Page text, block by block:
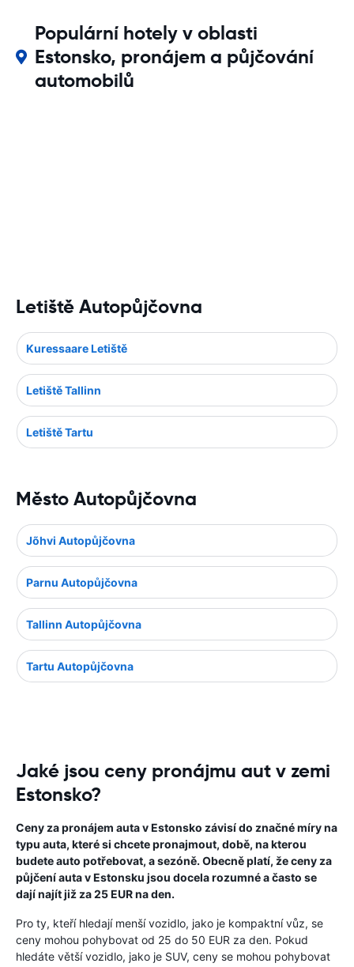
Populární hotely v oblasti
Estonsko, pronájem a půjčování
automobilů
Letiště Autopůjčovna
Kuressaare Letiště
Letiště Tallinn
Letiště Tartu
Město Autopůjčovna
Jõhvi Autopůjčovna
Parnu Autopůjčovna
Tallinn Autopůjčovna
Tartu Autopůjčovna
Jaké jsou ceny pronájmu aut v zemi
Estonsko?
Ceny za pronájem auta v Estonsko závisí do značné míry na
typu auta, které si chcete pronajmout, době, na kterou
budete auto potřebovat, a sezóně. Obecně platí, že ceny za
půjčení auta v Estonsku jsou docela rozumné a často se
dají najít již za 25 EUR na den.
Pro ty, kteří hledají menší vozidlo, jako je kompaktní vůz, se
ceny mohou pohybovat od 25 do 50 EUR za den. Pokud
hledáte větší vozidlo, jako je SUV, ceny se mohou pohybovat